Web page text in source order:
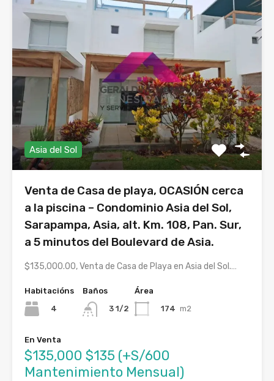
Asia del Sol
Venta de Casa de playa, OCASIÓN cerca
a la piscina – Condominio Asia del Sol,
Sarapampa, Asia, alt. Km. 108, Pan. Sur,
a 5 minutos del Boulevard de Asia.
$135,000.00, Venta de Casa de Playa en Asia del Sol.…
Habitacións
4
Baños
3 1/2
Área
174 m2
En Venta
$135,000 $135 (+S/600
Mantenimiento Mensual)